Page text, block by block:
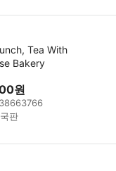
Tea With
Bakery
원
판